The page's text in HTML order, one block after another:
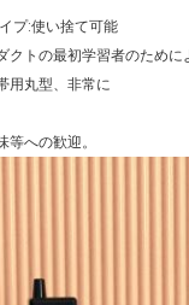
プ:使い捨て可能
クトの最初学習者のために
用丸型、非常に
等への歓迎。